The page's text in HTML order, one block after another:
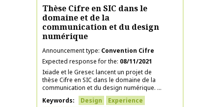
Thèse Cifre en SIC dans le
domaine et de la
communication et du design
numérique
Announcement type Convention Cifre
Expected response for the 08/11/2021
Ixiade et le Gresec lancent un projet de
thèse Cifre en SIC dans le domaine de la
communication et du design numérique. ...
Keywords
Design
Experience